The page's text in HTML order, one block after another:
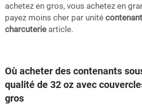
achetez en gros, vous achetez en
payez moins cher par unité
charcuterie article.
Où acheter des contenants
qualité de 32 oz avec
gros